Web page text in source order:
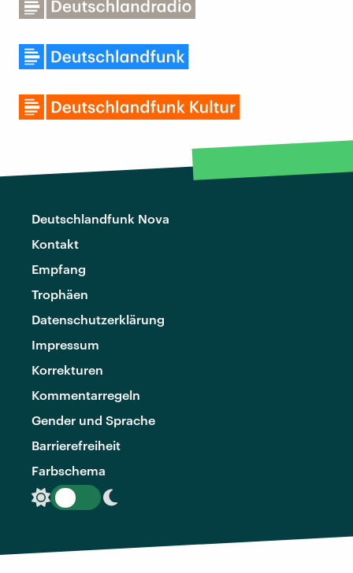
Deutschlandfunk Nova
Kontakt
Empfang
Trophäen
Datenschutzerklärung
Impressum
Korrekturen
Kommentarregeln
Gender und Sprache
Barrierefreiheit
Farbschema